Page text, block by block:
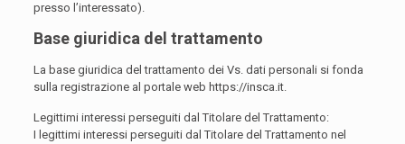
presso l’interessato).
Base giuridica del trattamento
La base giuridica del trattamento dei Vs. dati personali si fonda
sulla registrazione al portale web https://insca.it.
Legittimi interessi perseguiti dal Titolare del Trattamento:
I legittimi interessi perseguiti dal Titolare del Trattamento nel